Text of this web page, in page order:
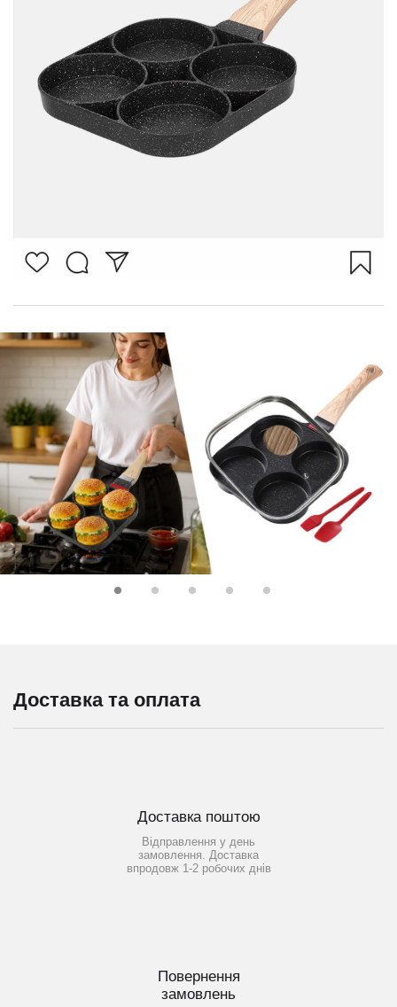
Доставка та оплата
Доставка поштою
Відправлення у день
замовлення. Доставка
впродовж 1-2 робочих днів
Повернення
замовлень